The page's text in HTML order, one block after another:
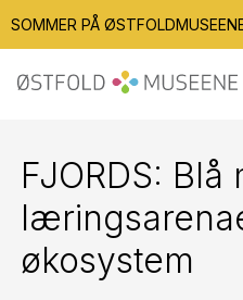
SOMMER PÅ
FJORDS:
økosystem